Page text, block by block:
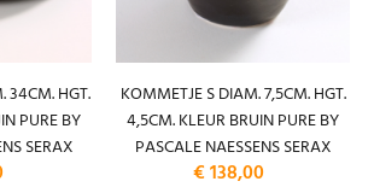
34CM. HGT.
PURE BY
SERAX
KOMMETJE S DIAM. 7,5CM. HGT.
4,5CM. KLEUR BRUIN PURE BY
PASCALE NAESSENS SERAX
€ 138,00